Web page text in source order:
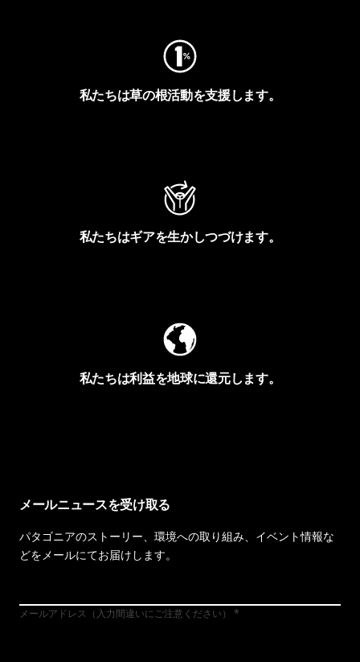
私たちは草の根活動を支援します。
私たちはギアを生かしつづけます。
私たちは利益を地球に還元します。
メールニュースを受け取る
パタゴニアのストーリー、環境への取り組み、イベント情報な
どをメールにてお届けします。
メールアドレス（入力間違いにご注意ください）